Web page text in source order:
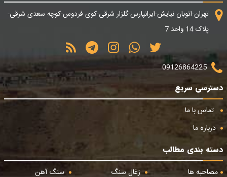
تهران-اتوبان نیایش-ایرانپارس-گلزار شرقی-کوی فردوس-کوچه سعدی شرقی-
پلاک 14 واحد 7
09126864225
دسترسی سریع
تماس با ما
درباره ما
دسته بندی مطالب
مصاحبه ها
زغال سنگ سنگ آهن